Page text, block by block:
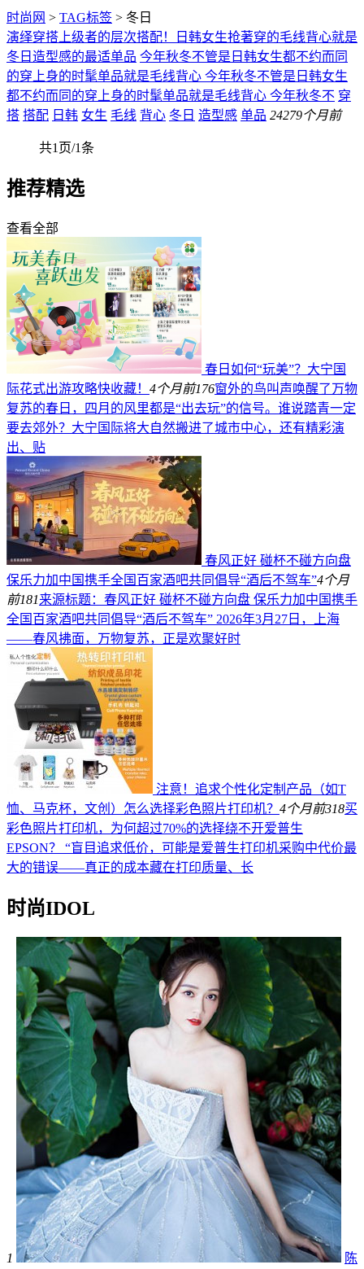
时尚网 > TAG标签 > 冬日
演绎穿搭上级者的层次搭配！日韩女生抢著穿的毛线背心就是
冬日造型感的最适单品 今年秋冬不管是日韩女生都不约而同
的穿上身的时髦单品就是毛线背心 今年秋冬不管是日韩女生
都不约而同的穿上身的时髦单品就是毛线背心 今年秋冬不 穿
搭 搭配 日韩 女生 毛线 背心 冬日 造型感 单品 24279个月前
共1页/1条
推荐精选
查看全部
春日如何“玩美”？大宁国
际花式出游攻略快收藏！ 4个月前176窗外的鸟叫声唤醒了万物
复苏的春日，四月的风里都是“出去玩”的信号。谁说踏青一定
要去郊外？大宁国际将大自然搬进了城市中心，还有精彩演
出、贴
春风正好 碰杯不碰方向盘
保乐力加中国携手全国百家酒吧共同倡导“酒后不驾车”4个月
前181来源标题：春风正好 碰杯不碰方向盘 保乐力加中国携手
全国百家酒吧共同倡导“酒后不驾车” 2026年3月27日，上海
——春风拂面，万物复苏，正是欢聚好时
注意！追求个性化定制产品（如T
恤、马克杯，文创）怎么选择彩色照片打印机？ 4个月前318买
彩色照片打印机，为何超过70%的选择绕不开爱普生
EPSON？ “盲目追求低价，可能是爱普生打印机采购中代价最
大的错误——真正的成本藏在打印质量、长
时尚IDOL
1
陈